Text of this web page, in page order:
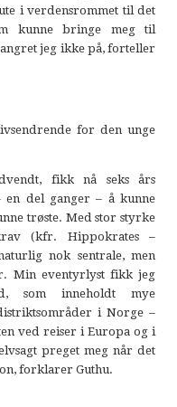
i verdensrommet til det
kunne bringe meg til
angret jeg ikke på, forteller
for den unge
fikk nå seks års
del ganger – å kunne
trøste. Med stor styrke
(kfr. Hippokrates –
nok sentrale, men
Min eventyrlyst fikk jeg
som inneholdt mye
i Norge –
ved reiser i Europa og i
preget meg når det
forklarer Guthu.